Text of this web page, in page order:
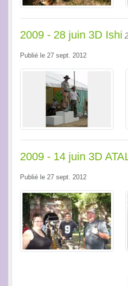
2009 - 28 juin 3D Ishi
Publié le 27 sept. 2012
2009 - 14 juin 3D
Publié le 27 sept. 2012